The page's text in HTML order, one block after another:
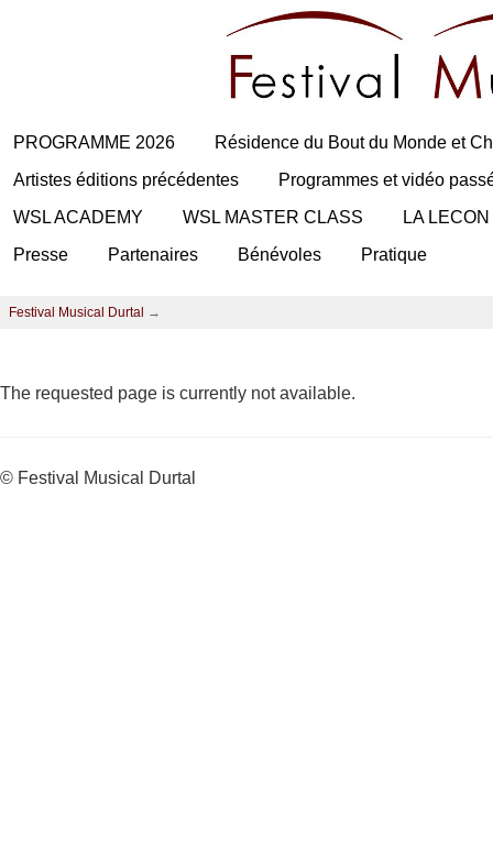
PROGRAMME 2026
Résidence du Bout du Monde et
Artistes éditions précédentes
Programmes et vidéo
WSL ACADEMY
WSL MASTER CLASS
LA
Presse
Partenaires Bénévoles Pratique
Festival Musical Durtal →
The requested page is currently not available.
© Festival Musical Durtal